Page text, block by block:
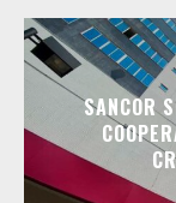
SANCOR